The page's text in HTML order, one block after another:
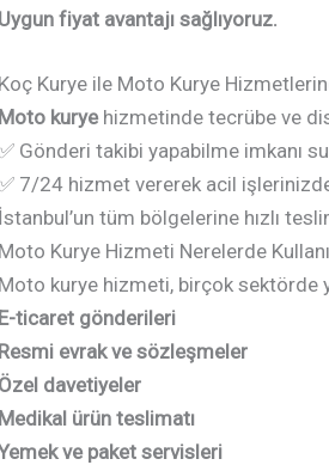
Uygun fiyat avantajı sağlıyoruz.
Koç Kurye ile Moto Kurye
Moto kuryehizmetinde tecrübe ve
Gönderi takibi yapabilme imkanı
7/24 hizmet vererek acil işlerinizde
İstanbul’un tüm bölgelerine hızlı
Moto Kurye Hizmeti Nerelerde
Moto kurye hizmeti, birçok sektörde
E-ticaret gönderileri
Resmi evrak ve sözleşmeler
Özel davetiyeler
Medikal ürün teslimatı
ve paket servisleri